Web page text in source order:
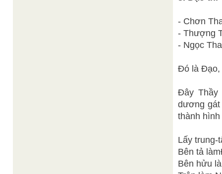
- Chơn
- Thượng
- Ngọc
Đó là Đạo,
Đây Thầy
dương gát
thành
Lấy trung-
Bên tả
Bên hửu